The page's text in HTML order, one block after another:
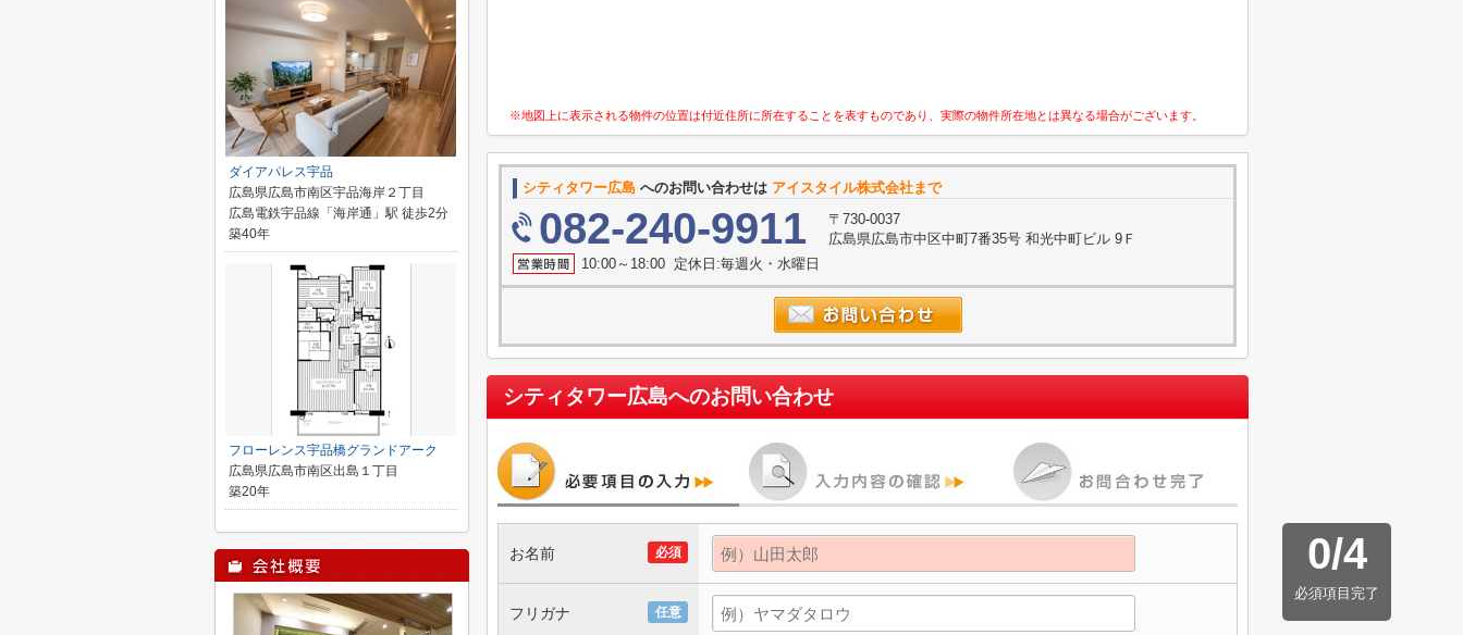
※地図上に表示される物件の位置は付近住所に所在することを表すものであり、実際の物件所在地とは異なる場合がございます。
シティタワー広島 へのお問い合わせは アイスタイル株式会社まで
082-240-9911
〒730-0037
広島県広島市中区中町7番35号 和光中町ビル 9Ｆ
10:00～18:00 定休日:毎週火・水曜日
シティタワー広島へのお問い合わせ
0/4
必須項目完了
必須
お名前
任意
フリガナ
ダイアパレス宇品
広島県広島市南区宇品海岸２丁目
広島電鉄宇品線「海岸通」駅 徒歩2分
築40年
フローレンス宇品橋グランドアーク
広島県広島市南区出島１丁目
築20年